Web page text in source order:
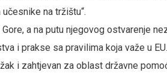
na tržištu“.
a na putu njegovog ostvarenje
i prakse sa pravilima koja važe u
i zahtjevan za oblast državne